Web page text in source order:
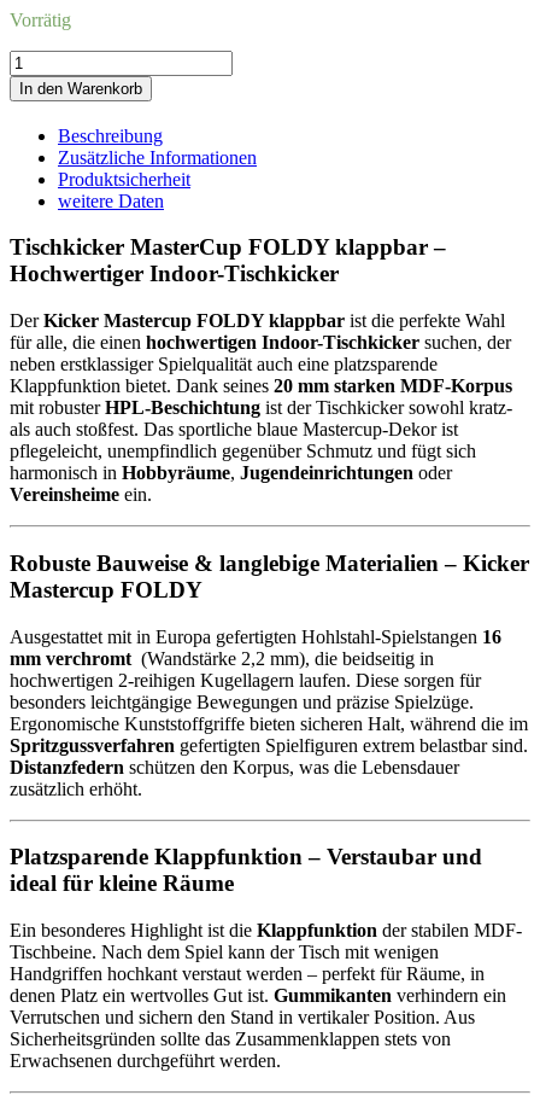
Vorrätig
Tischkicker
MasterCup
FOLDY
klappbar
Menge
In den Warenkorb
Beschreibung
Zusätzliche Informationen
Produktsicherheit
weitere Daten
Tischkicker MasterCup FOLDY klappbar –
Hochwertiger Indoor-Tischkicker
DerKicker Mastercup FOLDY klappbar ist die perfekte Wahl
für alle, die einen hochwertigen Indoor-Tischkicker suchen, der
neben erstklassiger Spielqualität auch eine platzsparende
Klappfunktion bietet. Dank seines 20 mm starken MDF-Korpus
mit robusterHPL-Beschichtung ist der Tischkicker sowohl kratz-
als auch stoßfest. Das sportliche blaue Mastercup-Dekor ist
pflegeleicht, unempfindlich gegenüber Schmutz und fügt sich
harmonisch in Hobbyräume, Jugendeinrichtungen oder
Vereinsheime ein.
Robuste Bauweise & langlebige Materialien – Kicker
Mastercup FOLDY
Ausgestattet mit in Europa gefertigten Hohlstahl-Spielstangen 16
mm verchromt (Wandstärke 2,2 mm), die beidseitig in
hochwertigen 2-reihigen Kugellagern laufen. Diese sorgen für
besonders leichtgängige Bewegungen und präzise Spielzüge.
Ergonomische Kunststoffgriffe bieten sicheren Halt, während die im
Spritzgussverfahren gefertigten Spielfiguren extrem belastbar sind.
Distanzfedern schützen den Korpus, was die Lebensdauer
zusätzlich erhöht.
Platzsparende Klappfunktion – Verstaubar und
ideal für kleine Räume
Ein besonderes Highlight ist die Klappfunktion der stabilen MDF-
Tischbeine. Nach dem Spiel kann der Tisch mit wenigen
Handgriffen hochkant verstaut werden – perfekt für Räume, in
denen Platz ein wertvolles Gut ist. Gummikanten verhindern ein
Verrutschen und sichern den Stand in vertikaler Position. Aus
Sicherheitsgründen sollte das Zusammenklappen stets von
Erwachsenen durchgeführt werden.